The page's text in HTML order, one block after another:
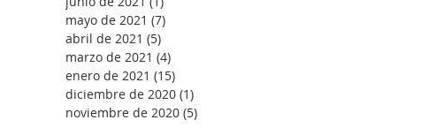
mayo de 2021 (7)
abril de 2021 (5)
marzo de 2021 (4)
enero de 2021 (15)
diciembre de 2020 (1)
noviembre de 2020 (5)